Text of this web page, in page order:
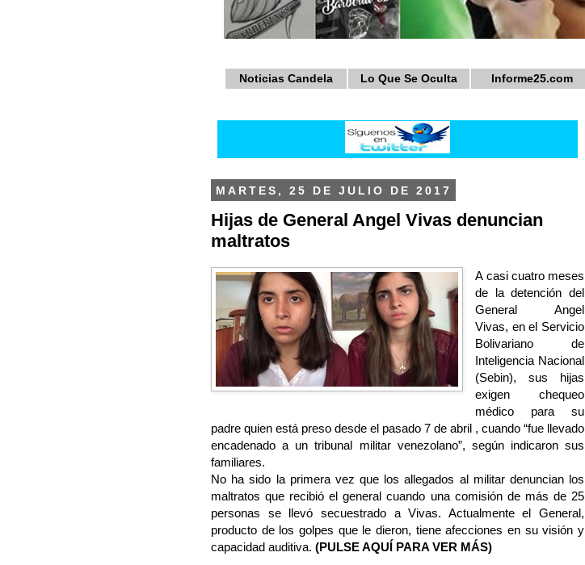
Noticias Candela Lo Que Se Oculta Informe25.com
MARTES, 25 DE JULIO DE 2017
Hijas de General Angel Vivas denuncian
maltratos
A casi cuatro meses
de la detención del
General Angel
Vivas, en el Servicio
Bolivariano de
Inteligencia Nacional
(Sebin), sus hijas
exigen chequeo
médico para su
padre quien está preso desde el pasado 7 de abril , cuando “fue llevado
encadenado a un tribunal militar venezolano”, según indicaron sus
familiares.
No ha sido la primera vez que los allegados al militar denuncian los
maltratos que recibió el general cuando una comisión de más de 25
personas se llevó secuestrado a Vivas. Actualmente el General,
producto de los golpes que le dieron, tiene afecciones en su visión y
capacidad auditiva. (PULSE AQUÍ PARA VER MÁS)